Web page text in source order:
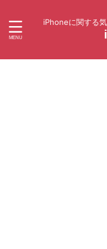
iPhoneに関する